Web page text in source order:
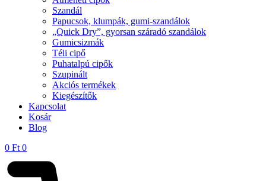
Szandál
Papucsok, klumpák, gumi-szandálok
„Quick Dry”, gyorsan száradó szandálok
Gumicsizmák
Téli cipő
Puhatalpú cipők
Szupinált
Akciós termékek
Kiegészítők
Kapcsolat
Kosár
Blog
0 Ft 0